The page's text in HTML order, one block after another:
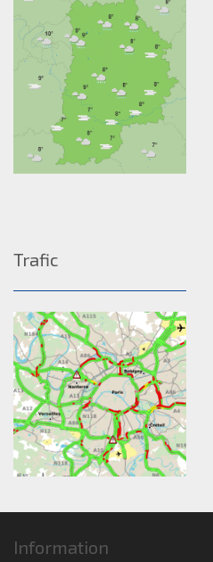
Trafic
Information